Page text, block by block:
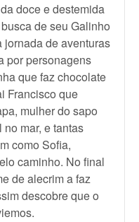
doce e destemida
de seu Galinho
de aventuras
por personagens
que faz chocolate
Francisco que
mulher do sapo
mar, e tantas
como Sofia,
caminho. No final
de alecrim a faz
descobre que o